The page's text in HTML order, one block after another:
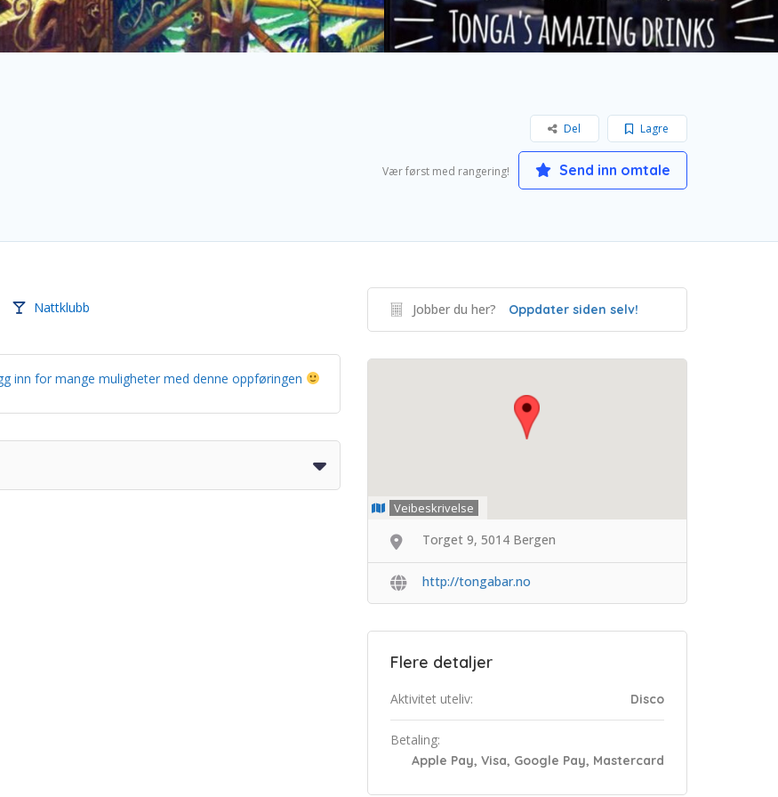
Lagre
Del
Vær først med rangering! Send inn omtale
Nattklubb
inn for mange muligheter med denne oppføringen
Jobber du her? Oppdater siden selv!
Veibeskrivelse
Torget 9, 5014 Bergen
http://tongabar.no
Flere detaljer
Aktivitet uteliv: Disco
Betaling:
Apple Pay, Visa, Google Pay, Mastercard